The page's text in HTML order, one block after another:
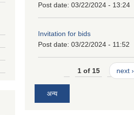
Post date: 03/22/2024 - 13:24
Invitation for bids
Post date: 03/22/2024 - 11:52
1 of 15 next ›
अन्य